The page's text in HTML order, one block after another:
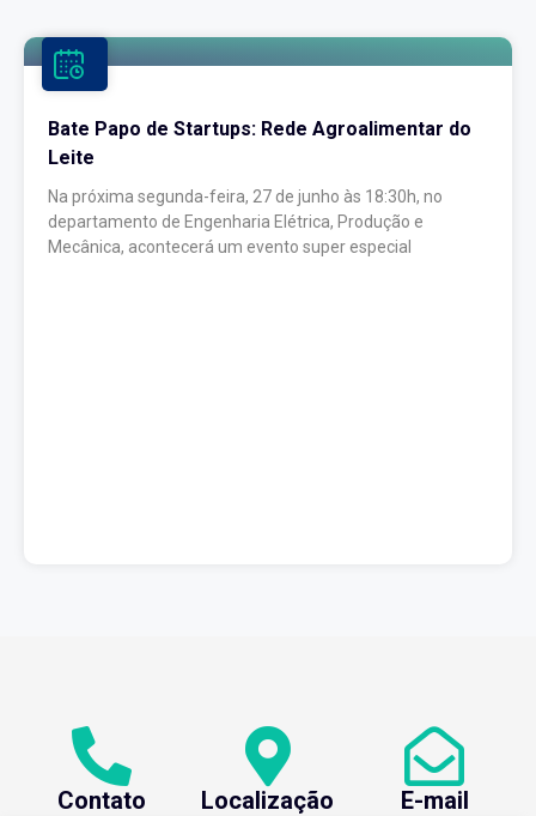
Bate Papo de Startups: Rede Agroalimentar do
Leite
Na próxima segunda-feira, 27 de junho às 18:30h, no
departamento de Engenharia Elétrica, Produção e
Mecânica, acontecerá um evento super especial
Contato Localização E-mail